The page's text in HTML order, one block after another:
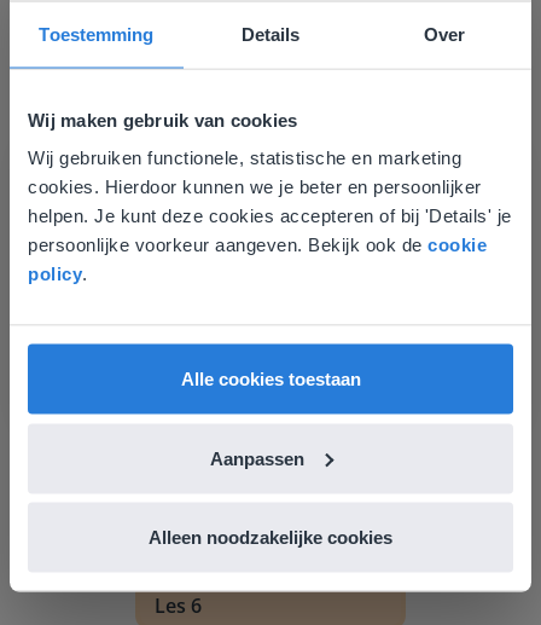
Toestemming Details Over
Wij maken gebruik van cookies
Wij gebruiken functionele, statistische en marketing
cookies. Hierdoor kunnen we je beter en persoonlijker
helpen. Je kunt deze cookies accepteren of bij 'Details' je
persoonlijke voorkeur aangeven. Bekijk ook de cookie
policy.
Alle cookies toestaan
Aanpassen
Alleen noodzakelijke cookies
Les
Groep 8, Blok 9, Week 3,
Les 11
Les
Les 6
Deze website komt niet
overeen met je locatie
Gezien je locatie, denken we dat je misschien
liever naar de website voor English gaat. Hier
English
Nederland